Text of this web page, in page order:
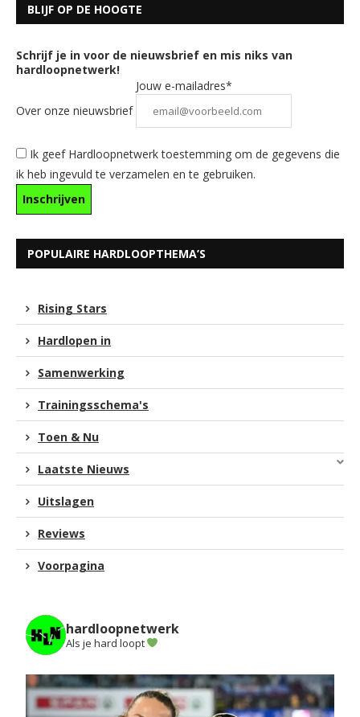
BLIJF OP DE HOOGTE
Schrijf je in voor de nieuwsbrief en mis niks van
hardloopnetwerk!
Over onze nieuwsbrief
Jouw e-mailadres*
Ik geef Hardloopnetwerk toestemming om de gegevens die
ik heb ingevuld te verzamelen en te gebruiken.
POPULAIRE HARDLOOPTHEMA’S
Rising Stars
Hardlopen in
Samenwerking
Trainingsschema's
Toen & Nu
Laatste Nieuws
Uitslagen
Reviews
Voorpagina
hardloopnetwerk
Als je hard loopt